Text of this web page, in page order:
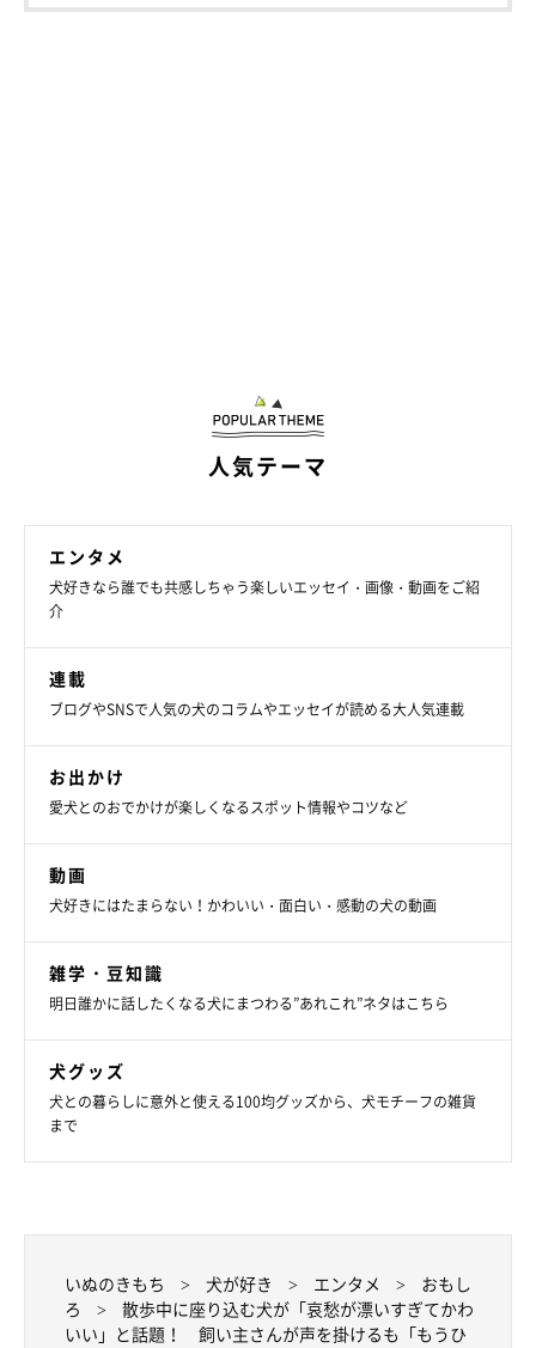
通認識です（笑）」
人気テーマ
エンタメ
犬好きなら誰でも共感しちゃう楽しいエッセイ・画像・動画をご紹
介
連載
ブログやSNSで人気の犬のコラムやエッセイが読める大人気連載
お出かけ
愛犬とのおでかけが楽しくなるスポット情報やコツなど
動画
犬好きにはたまらない！かわいい・面白い・感動の犬の動画
雑学・豆知識
明日誰かに話したくなる犬にまつわる”あれこれ”ネタはこちら
犬グッズ
犬との暮らしに意外と使える100均グッズから、犬モチーフの雑貨
まで
いぬのきもち 犬が好き エンタメ
おもし
ろ
散歩中に座り込む犬が「哀愁が漂いすぎてかわ
いい」と話題！ 飼い主さんが声を掛けるも「もうひ